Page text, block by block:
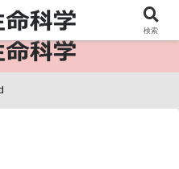
の情報インフラ。
検索